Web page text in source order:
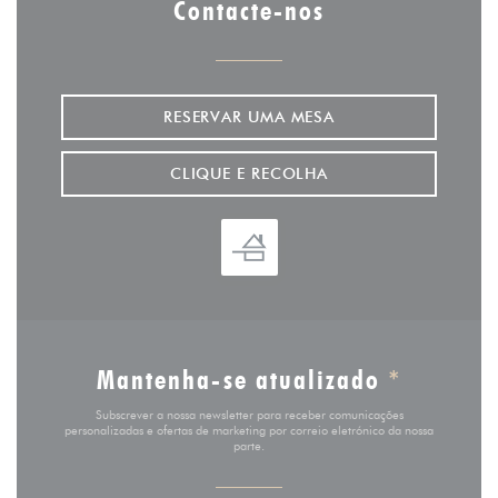
Contacte-nos
RESERVAR UMA MESA
CLIQUE E RECOLHA
Mantenha-se atualizado *
Subscrever a nossa newsletter para receber comunicações
personalizadas e ofertas de marketing por correio eletrónico da nossa
parte.